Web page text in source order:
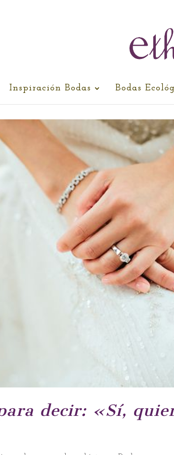
Inspiración Bodas Bodas
decir: «Sí,